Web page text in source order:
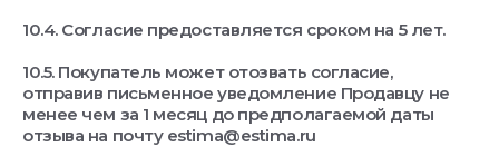
10.4. Согласие предоставляется сроком на 5 лет.
10.5. Покупатель может отозвать согласие,
отправив письменное уведомление Продавцу не
менее чем за 1 месяц до предполагаемой даты
отзыва на почту estima@estima.ru